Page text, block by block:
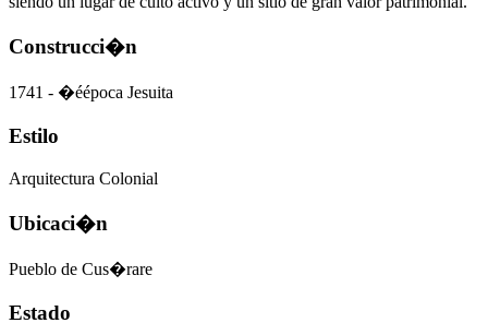
Construcci�n
1741 - �éépoca Jesuita
Estilo
Arquitectura Colonial
Ubicaci�n
Pueblo de Cus�rare
Estado